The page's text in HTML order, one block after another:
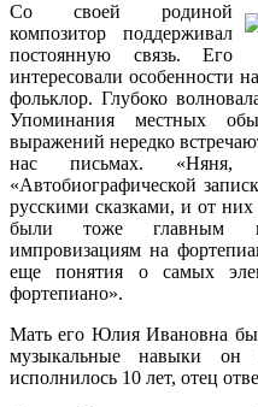
Со своей родиной
композитор поддерживал
постоянную связь. Его
интересовали особенности
фольклор. Глубоко
Упоминания местных
выражений нередко
нас письмах.
«Автобиографической
русскими сказками, и от
были тоже главным
импровизациям на
еще понятия о самых
фортепиано».
Мать его Юлия Ивановна
музыкальные навыки
исполнилось 10 лет, отец